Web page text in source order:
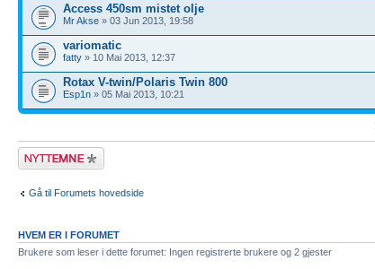
Access 450sm mistet olje
Mr Akse » 03 Jun 2013, 19:58
variomatic
fatty » 10 Mai 2013, 12:37
Rotax V-twin/Polaris Twin 800
Esp1n » 05 Mai 2013, 10:21
Legg inn et nytt
emne
Gå til Forumets hovedside
HVEM ER I FORUMET
Brukere som leser i dette forumet: Ingen registrerte brukere og 2 gjester